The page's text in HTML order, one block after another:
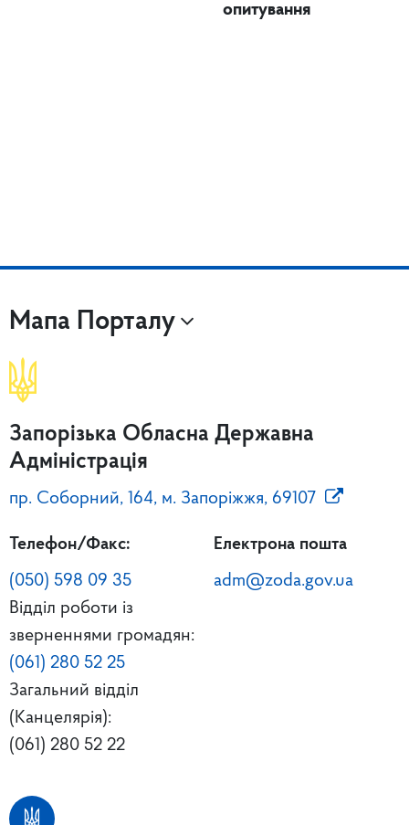
опитування
Мапа Порталу
Запорізька Обласна Державна
Адміністрація
пр. Соборний, 164, м. Запоріжжя, 69107
Телефон/Факс:
(050) 598 09 35
Відділ роботи із
зверненнями громадян:
(061) 280 52 25
Загальний відділ
(Канцелярія):
(061) 280 52 22
Електрона пошта
adm@zoda.gov.ua